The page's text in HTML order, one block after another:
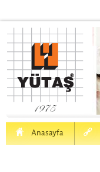
Anasayfa
H a